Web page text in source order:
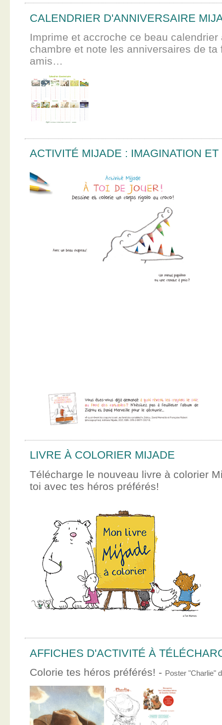
CALENDRIER D'ANNIVERSAIRE
Imprime et accroche ce beau calendrier
chambre et note les anniversaires de ta
amis…
ACTIVITÉ MIJADE : IMAGINATION
LIVRE À COLORIER MIJADE
Télécharge le nouveau livre à colorier
toi avec tes héros préférés!
AFFICHES D'ACTIVITÉ À
Colorie tes héros préférés! - Poster "Charlie"